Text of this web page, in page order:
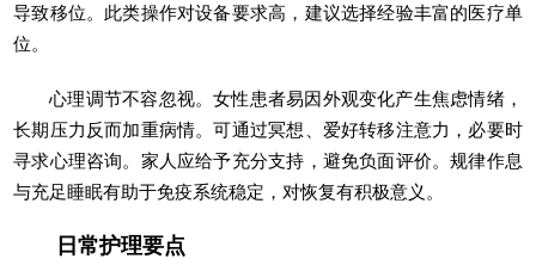
导致移位。此类操作对设备要求高，建议选择经验丰富的医疗单
位。
心理调节不容忽视。女性患者易因外观变化产生焦虑情绪，
长期压力反而加重病情。可通过冥想、爱好转移注意力，必要时
寻求心理咨询。家人应给予充分支持，避免负面评价。规律作息
与充足睡眠有助于免疫系统稳定，对恢复有积极意义。
日常护理要点